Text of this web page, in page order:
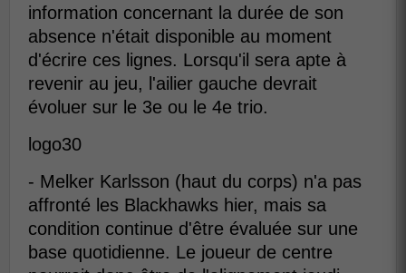
information concernant la durée de son
absence n'était disponible au moment
d'écrire ces lignes. Lorsqu'il sera apte à
revenir au jeu, l'ailier gauche devrait
évoluer sur le 3e ou le 4e trio.
logo30
- Melker Karlsson (haut du corps) n'a pas
affronté les Blackhawks hier, mais sa
condition continue d'être évaluée sur une
base quotidienne. Le joueur de centre